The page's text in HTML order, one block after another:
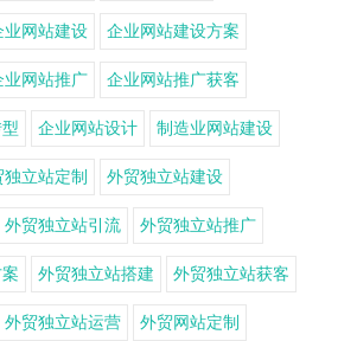
业网站建设 企业网站建设方案
业网站推广 企业网站推广获客
企业网站设计 制造业网站建设
独立站定制 外贸独立站建设
外贸独立站引流 外贸独立站推广
外贸独立站搭建 外贸独立站获客
外贸独立站运营 外贸网站定制